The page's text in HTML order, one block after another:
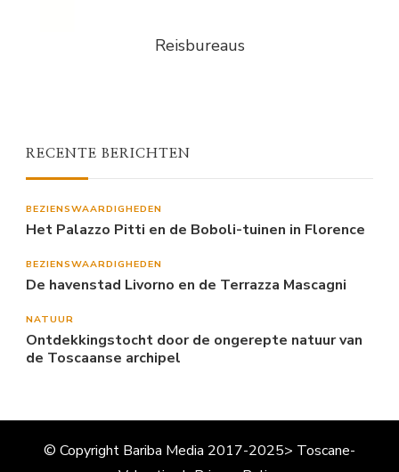
Reisbureaus
RECENTE BERICHTEN
BEZIENSWAARDIGHEDEN
Het Palazzo Pitti en de Boboli-tuinen in Florence
BEZIENSWAARDIGHEDEN
De havenstad Livorno en de Terrazza Mascagni
NATUUR
Ontdekkingstocht door de ongerepte natuur van
de Toscaanse archipel
© Copyright Bariba Media 2017-2025> Toscane-